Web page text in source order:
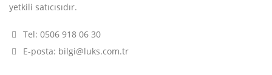
yetkili satıcısıdır.
Tel: 0506 918 06 30
E-posta: bilgi@luks.com.tr